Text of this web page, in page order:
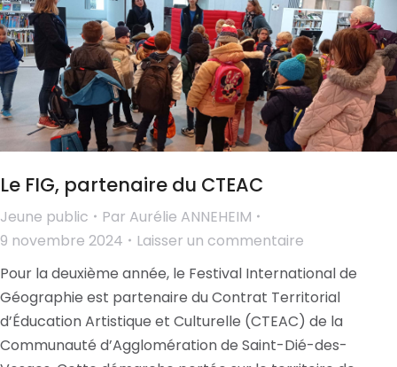
Le FIG, partenaire du CTEAC
Jeune public Par Aurélie ANNEHEIM
9 novembre 2024
Laisser un commentaire
Pour la deuxième année, le Festival International de
Géographie est partenaire du Contrat Territorial
d’Éducation Artistique et Culturelle (CTEAC) de la
Communauté d’Agglomération de Saint-Dié-des-